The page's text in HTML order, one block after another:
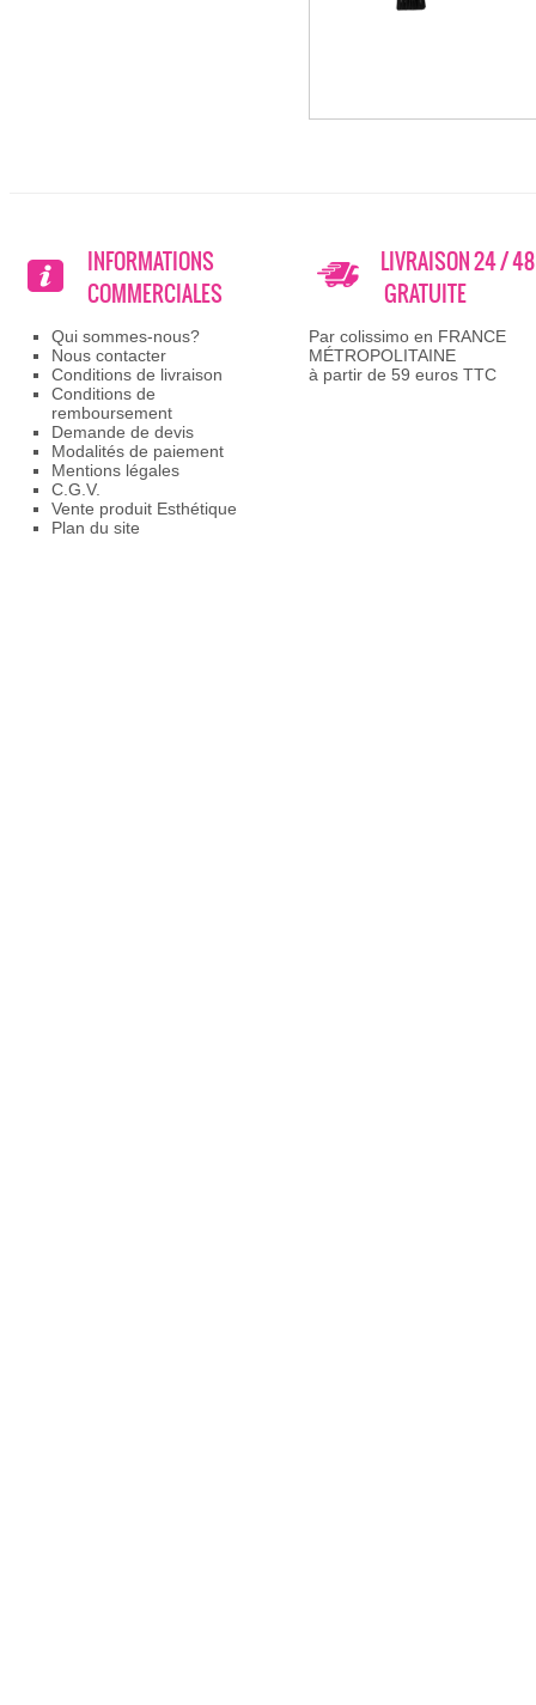
INFORMATIONS
COMMERCIALES
Qui sommes-nous?
Nous contacter
Conditions de livraison
Conditions de
remboursement
Demande de devis
Modalités de paiement
Mentions légales
C.G.V.
Vente produit Esthétique
Plan du site
LIVRAISON 24 /
GRATUITE
Par colissimo en FRANCE
MÉTROPOLITAINE
à partir de 59 euros TTC